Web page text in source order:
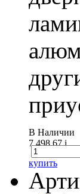
В Наличии
7 498.67i
купить